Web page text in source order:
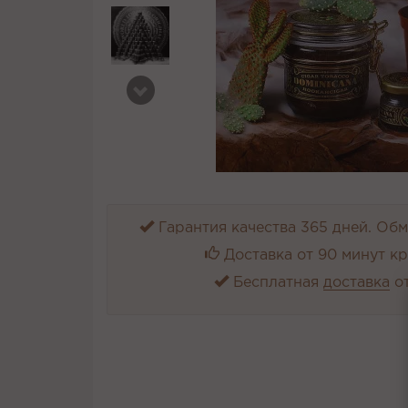
Гарантия качества 365 дней.
Доставка от 90 минут
Бесплатная доставка